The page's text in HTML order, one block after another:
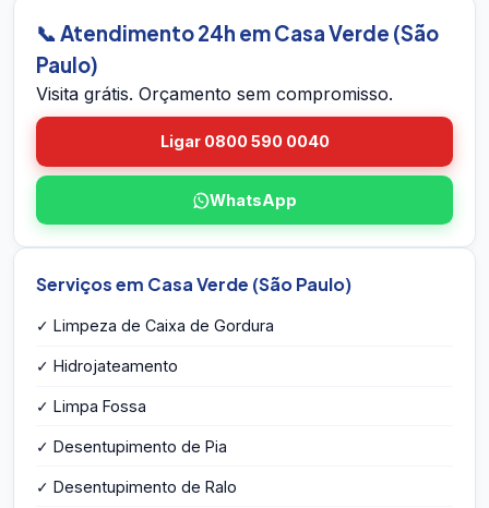
a caixa, mede o volume, identifica eventuais
problemas estruturais e entrega o orçamento
por escrito na hora — sem compromisso e sem
taxa de visita.
📞 Atendimento 24h em Casa Verde (São
Paulo)
Visita grátis. Orçamento sem compromisso.
Ligar 0800 590 0040
WhatsApp
Serviços em Casa Verde (São Paulo)
✓ Limpeza de Caixa de Gordura
✓ Hidrojateamento
✓ Limpa Fossa
✓ Desentupimento de Pia
✓ Desentupimento de Ralo